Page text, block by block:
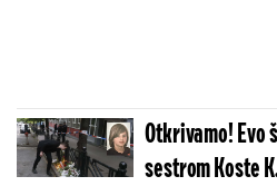
Otkrivamo! Evo
sestrom Koste